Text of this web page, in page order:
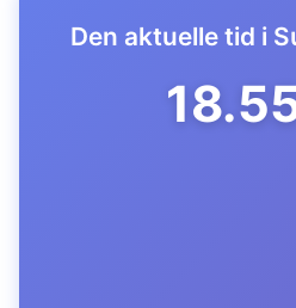
Den aktuelle tid i